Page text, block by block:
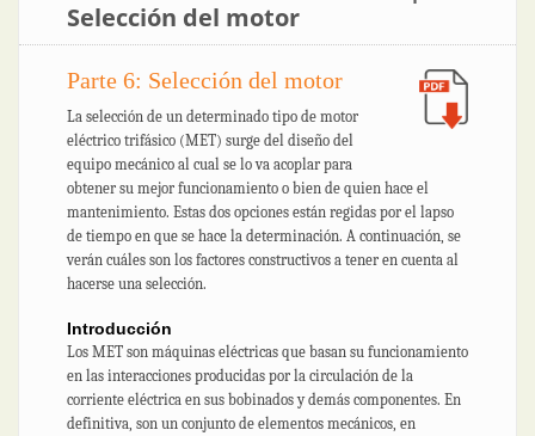
Selección del motor
Parte 6: Selección del motor
La selección de un determinado tipo de motor
eléctrico trifásico (MET) surge del diseño del
equipo mecánico al cual se lo va acoplar para
obtener su mejor funcionamiento o bien de quien hace el
mantenimiento. Estas dos opciones están regidas por el lapso
de tiempo en que se hace la determinación. A continuación, se
verán cuáles son los factores constructivos a tener en cuenta al
hacerse una selección.
Introducción
Los MET son máquinas eléctricas que basan su funcionamiento
en las interacciones producidas por la circulación de la
corriente eléctrica en sus bobinados y demás componentes. En
definitiva, son un conjunto de elementos mecánicos, en